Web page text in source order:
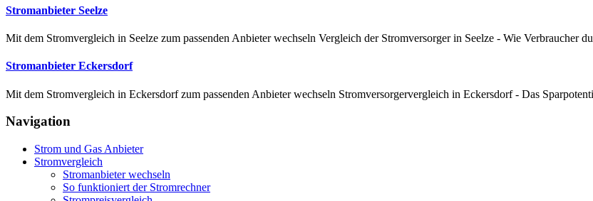
Stromanbieter Seelze
Mit dem Stromvergleich in Seelze zum passenden Anbieter wechseln Vergleich der Stromversorger in Seelze - Wie Verbraucher
Stromanbieter Eckersdorf
Mit dem Stromvergleich in Eckersdorf zum passenden Anbieter wechseln Stromversorgervergleich in Eckersdorf - Das
Navigation
Strom und Gas Anbieter
Stromvergleich
Stromanbieter wechseln
So funktioniert der Stromrechner